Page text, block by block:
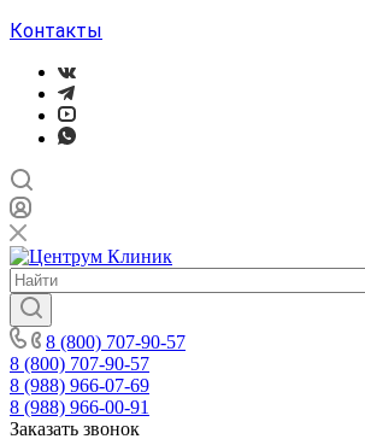
Контакты
8 (800) 707-90-57
8 (800) 707-90-57
8 (988) 966-07-69
8 (988) 966-00-91
Заказать звонок